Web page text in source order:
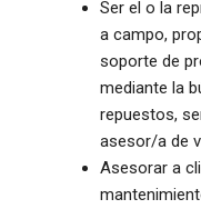
Ser el o la
a campo,
soporte de
mediante la
repuestos,
asesor/a de
Asesorar a